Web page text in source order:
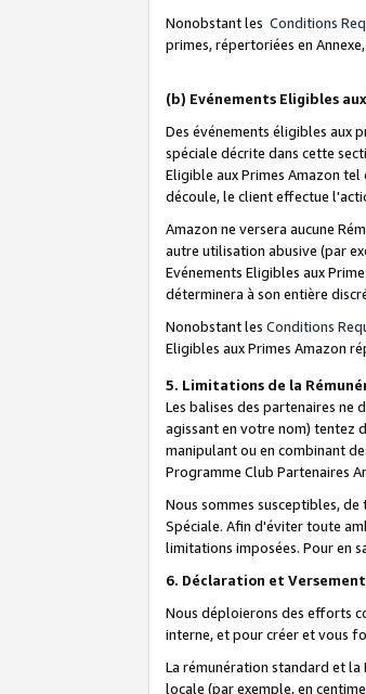
Nonobstant les Conditions
primes, répertoriées en
(b) Evénements Eligibles
Des événements éligibles aux
spéciale décrite dans cette
Eligible aux Primes Amazon
découle, le client effectue
Amazon ne versera aucune
autre utilisation abusive (par
Evénements Eligibles aux
déterminera à son entière
Nonobstant les Conditions
Eligibles aux Primes Amazon
5. Limitations de la
Les balises des partenaires ne
agissant en votre nom) tentez
manipulant ou en combinant
Programme Club Partenaires
Nous sommes susceptibles,
Spéciale. Afin d'éviter toute
limitations imposées. Pour en
6. Déclaration et
Nous déploierons des efforts
interne, et pour créer et vous
La rémunération standard et la
locale (par exemple, en